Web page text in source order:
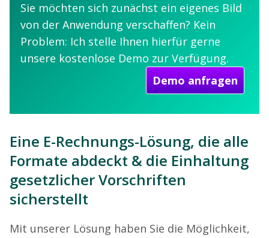
Sie möchten sich zunächst ein eigenes Bild
von der Anwendung verschaffen? Kein
Problem: Ich stelle Ihnen hierfür gerne
unsere kostenlose Demo zur Verfügung.
Demo anfragen
Eine E-Rechnungs-Lösung, die alle
Formate abdeckt & die Einhaltung
gesetzlicher Vorschriften
sicherstellt
Mit unserer Lösung haben Sie die Möglichkeit,